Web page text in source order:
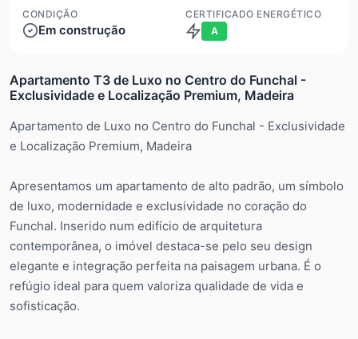
CONDIÇÃO
Em construção
CERTIFICADO ENERGÉTICO
A
Apartamento T3 de Luxo no Centro do Funchal -
Exclusividade e Localização Premium, Madeira
Apartamento de Luxo no Centro do Funchal - Exclusividade
e Localização Premium, Madeira
Apresentamos um apartamento de alto padrão, um símbolo
de luxo, modernidade e exclusividade no coração do
Funchal. Inserido num edifício de arquitetura
contemporânea, o imóvel destaca-se pelo seu design
elegante e integração perfeita na paisagem urbana. É o
refúgio ideal para quem valoriza qualidade de vida e
sofisticação.